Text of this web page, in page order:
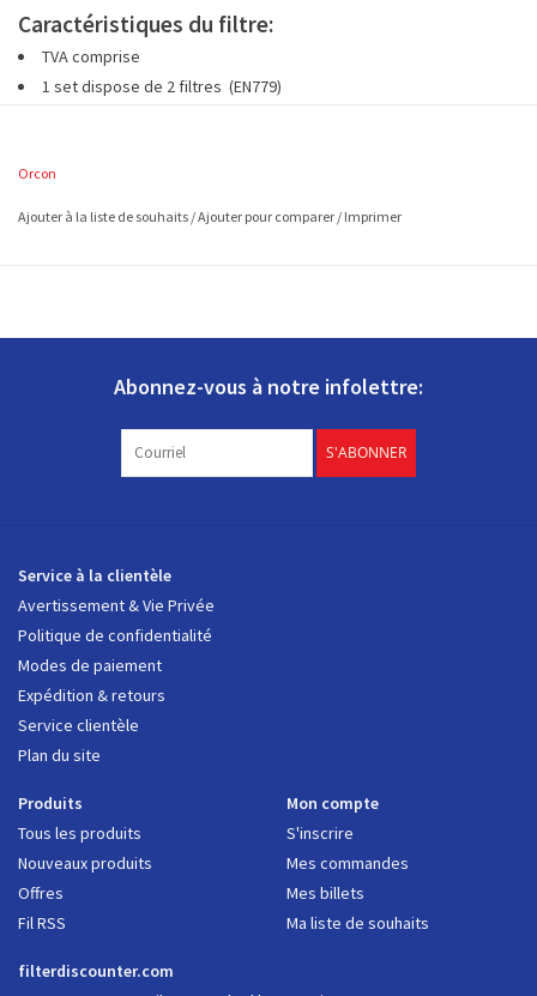
Caractéristiques du filtre:
TVA comprise
1 set dispose de 2 filtres (EN779)
Orcon
Ajouter à la liste de souhaits /Ajouter pour comparer / Imprimer
Abonnez-vous à notre infolettre:
S'ABONNER
Service à la clientèle
Avertissement & Vie Privée
Politique de confidentialité
Modes de paiement
Expédition & retours
Service clientèle
Plan du site
Produits
Tous les produits
Nouveaux produits
Offres
Fil RSS
Mon compte
S'inscrire
Mes commandes
Mes billets
Ma liste de souhaits
filterdiscounter.com